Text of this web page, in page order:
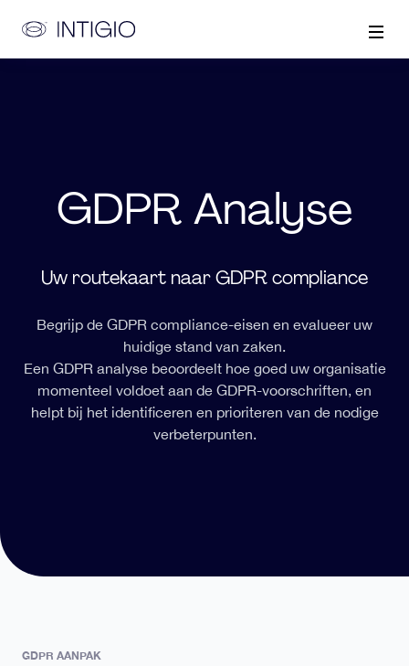
GDPR Analyse
Uw routekaart naar GDPR compliance
Begrijp de GDPR compliance-eisen en evalueer uw
huidige stand van zaken.
Een GDPR analyse beoordeelt hoe goed uw organisatie
momenteel voldoet aan de GDPR-voorschriften, en
helpt bij het identificeren en prioriteren van de nodige
verbeterpunten.
GDPR AANPAK